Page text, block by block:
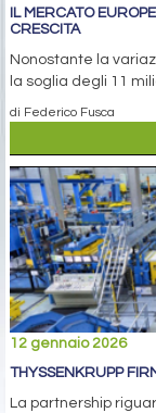
IL MERCATO
CRESCITA
Nonostante la
la soglia degli 11
di Federico Fusca
12 gennaio 2026
THYSSENKRUPP
La partnership